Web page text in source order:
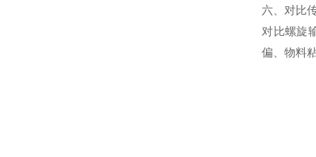
六、对比
对比螺旋
偏、物料